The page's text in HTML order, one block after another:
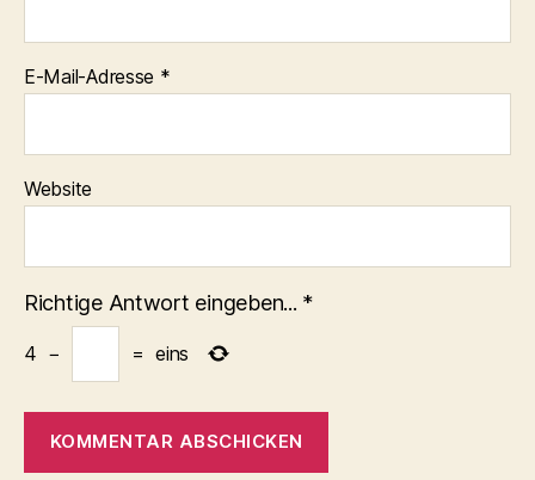
E-Mail-Adresse *
Website
Richtige Antwort eingeben... *
4 − = eins